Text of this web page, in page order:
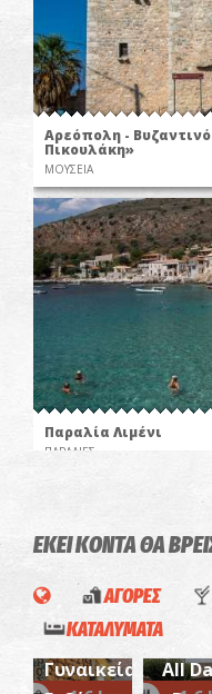
Αρεόπολη -
Πικουλάκη»
ΜΟΥΣΕΙΑ
Παραλία Λιμένι
ΠΑΡΑΛΙΕΣ
ΕΚΕΙ ΚΟΝΤΑ ΘΑ
ΑΓΟΡΕΣ
ΚΑΤΑΛΥΜΑΤΑ
PI.ERROS-
Γυναικεία
All
Limeni
της